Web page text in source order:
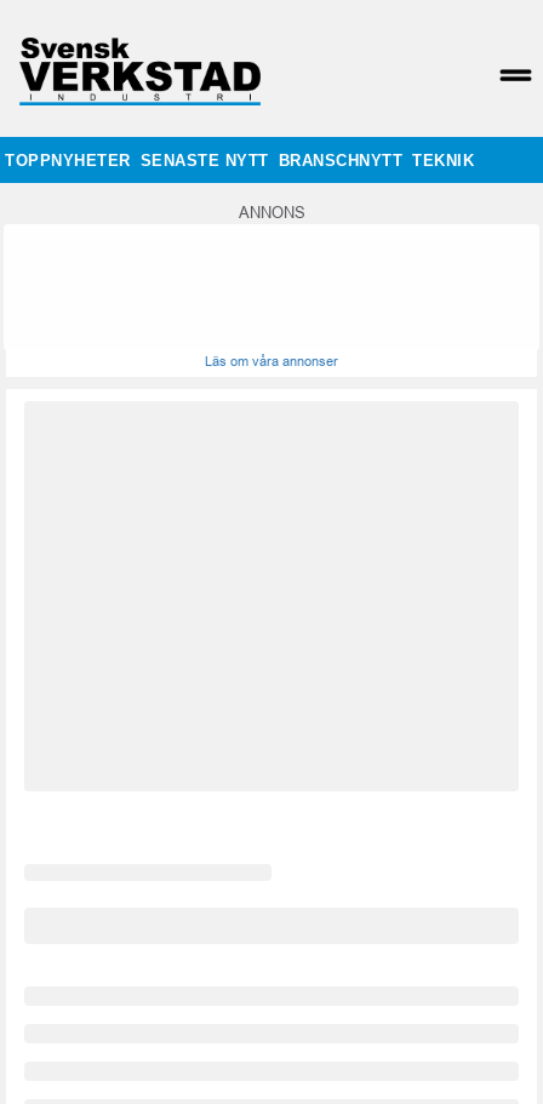
TOPPNYHETER SENASTE NYTT BRANSCHNYTT TEKNIK
ANNONS
Läs om våra annonser